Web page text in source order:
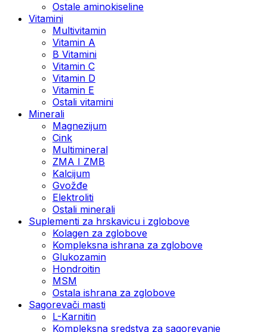
Ostale aminokiseline
Vitamini
Multivitamin
Vitamin A
B Vitamini
Vitamin C
Vitamin D
Vitamin E
Ostali vitamini
Minerali
Magnezijum
Cink
Multimineral
ZMA I ZMB
Kalcijum
Gvožđe
Elektroliti
Ostali minerali
Suplementi za hrskavicu i zglobove
Kolagen za zglobove
Kompleksna ishrana za zglobove
Glukozamin
Hondroitin
MSM
Ostala ishrana za zglobove
Sagorevači masti
L-Karnitin
Kompleksna sredstva za sagorevanje